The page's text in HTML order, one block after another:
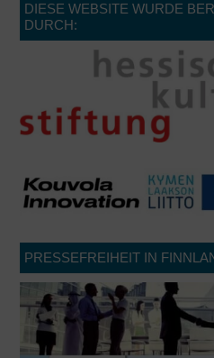
DIESE WEBSITE WURDE
DURCH:
PRESSEFREIHEIT IN